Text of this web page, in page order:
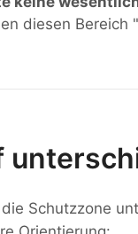
diesen Bereich
Schutzzone